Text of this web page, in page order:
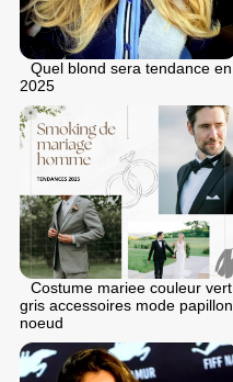
Quel blond sera tendance en
2025
Costume mariee couleur vert
gris accessoires mode papillon
noeud